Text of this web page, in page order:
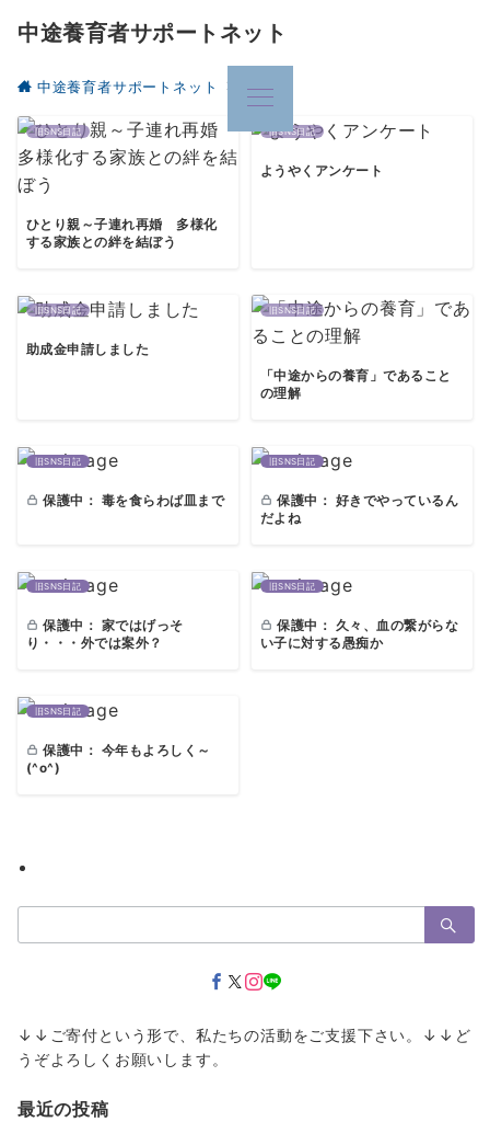
中途養育者サポートネット
中途養育者サポートネット 2012年
旧SNS日記
ひとり親～子連れ再婚 多様化
する家族との絆を結ぼう
旧SNS日記
ようやくアンケート
旧SNS日記
助成金申請しました
旧SNS日記
「中途からの養育」であること
の理解
旧SNS日記
保護中： 毒を食らわば皿まで
旧SNS日記
保護中： 好きでやっているん
だよね
旧SNS日記
保護中： 家ではげっそ
り・・・外では案外？
旧SNS日記
保護中： 久々、血の繋がらな
い子に対する愚痴か
旧SNS日記
保護中： 今年もよろしく～
(^o^)
索：
↓↓ご寄付という形で、私たちの活動をご支援下さい。↓↓ど
うぞよろしくお願いします。
最近の投稿